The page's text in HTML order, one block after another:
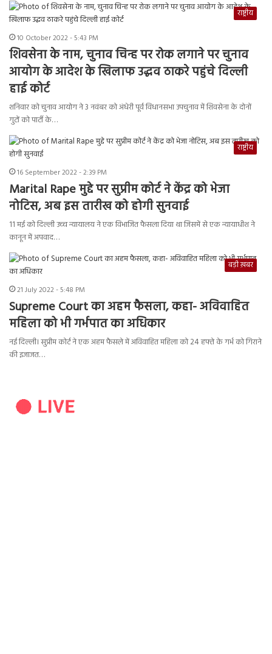
राष्ट्रीय
10 October 2022 - 5:43 PM
शिवसेना के नाम, चुनाव चिन्ह पर रोक लगाने पर चुनाव
आयोग के आदेश के खिलाफ उद्धव ठाकरे पहुंचे दिल्ली
हाई कोर्ट
शनिवार को चुनाव आयोग ने 3 नवंबर को अंधेरी पूर्व विधानसभा उपचुनाव में शिवसेना के दोनों
गुटों को पार्टी के…
राष्ट्रीय
16 September 2022 - 2:39 PM
Marital Rape मुद्दे पर सुप्रीम कोर्ट ने केंद्र को भेजा
नोटिस, अब इस तारीख को होगी सुनवाई
11 मई को दिल्ली उच्च न्यायालय ने एक विभाजित फैसला दिया था जिसमें से एक न्यायाधीश ने
कानून में अपवाद…
बड़ी ख़बर
21 July 2022 - 5:48 PM
Supreme Court का अहम फैसला, कहा- अविवाहित
महिला को भी गर्भपात का अधिकार
नई दिल्ली। सुप्रीम कोर्ट ने एक अहम फैसले में अविवाहित महिला को 24 हफ्ते के गर्भ को गिराने
की इजाजत…